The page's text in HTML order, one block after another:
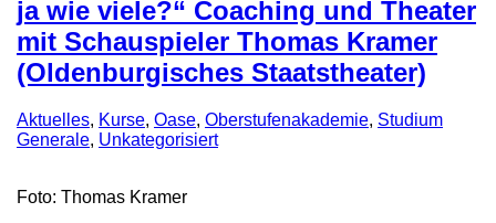
ja wie viele?“ Coaching und Theater
mit Schauspieler Thomas Kramer
(Oldenburgisches Staatstheater)
Aktuelles, Kurse, Oase, Oberstufenakademie, Studium
Generale, Unkategorisiert
Foto: Thomas Kramer